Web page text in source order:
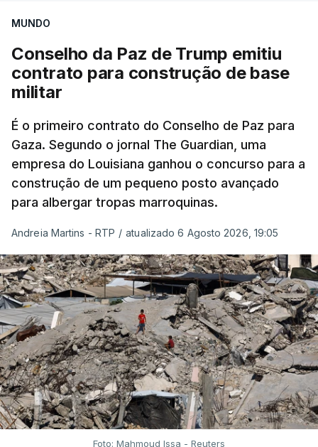
MUNDO
Conselho da Paz de Trump emitiu
contrato para construção de base
militar
É o primeiro contrato do Conselho de Paz para
Gaza. Segundo o jornal The Guardian, uma
empresa do Louisiana ganhou o concurso para a
construção de um pequeno posto avançado
para albergar tropas marroquinas.
Andreia Martins - RTP / atualizado 6 Agosto 2026, 19:05
Foto: Mahmoud Issa - Reuters